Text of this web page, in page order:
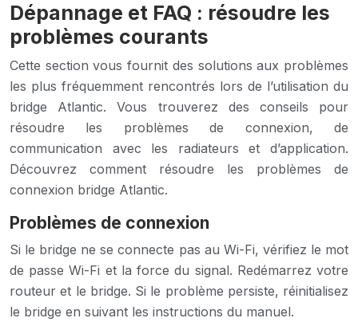
Dépannage et FAQ : résoudre les
problèmes courants
Cette section vous fournit des solutions aux problèmes
les plus fréquemment rencontrés lors de l’utilisation du
bridge Atlantic. Vous trouverez des conseils pour
résoudre les problèmes de connexion, de
communication avec les radiateurs et d’application.
Découvrez comment résoudre les problèmes de
connexion bridge Atlantic.
Problèmes de connexion
Si le bridge ne se connecte pas au Wi-Fi, vérifiez le mot
de passe Wi-Fi et la force du signal. Redémarrez votre
routeur et le bridge. Si le problème persiste, réinitialisez
le bridge en suivant les instructions du manuel.